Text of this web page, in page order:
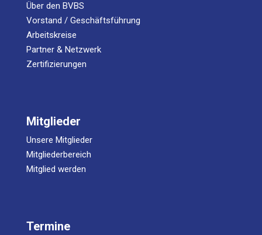
Über den BVBS
Vorstand / Geschäftsführung
Arbeitskreise
Partner & Netzwerk
Zertifizierungen
Mitglieder
Unsere Mitglieder
Mitgliederbereich
Mitglied werden
Termine